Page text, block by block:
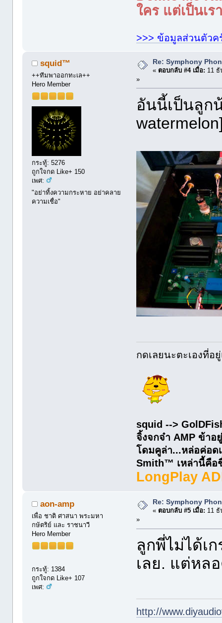
ใคร แต่เป็นเ
>>> ข้อมูลส่วนตัวค
squid™
++ทีมพาออกทะเล++
Hero Member
กระทู้: 5276
ถูกใจกด Like+ 150
เพศ:
"อย่าทิ้งความกระหาย อย่าคลาย
ความเชื่อ"
Re: Symphony
« ตอบกลับ #4 เมื่อ: 11 ธั
»
อันนี้เป็นลูก
กดเลยนะตะเองที่อยู่
squid -->
จิ้งจกจ๋า AMP ข้า
โดมคูล่า...หล่อค่อด
Smith™ เหล่านี้คือชื่
LongPlay
aon-amp
เพื่อ ชาติ ศาสนา พระมหา
กษัตริย์ และ ราชนาวี
Hero Member
กระทู้: 1384
ถูกใจกด Like+ 107
เพศ:
Re: Symphony
« ตอบกลับ #5 เมื่อ: 11 ธั
»
ลูกพี่ไม่ได้เ
เลย. แต่หล
http://